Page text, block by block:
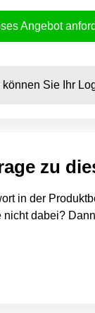
Angebot
können Sie Ihr
zu
in der
dabei?